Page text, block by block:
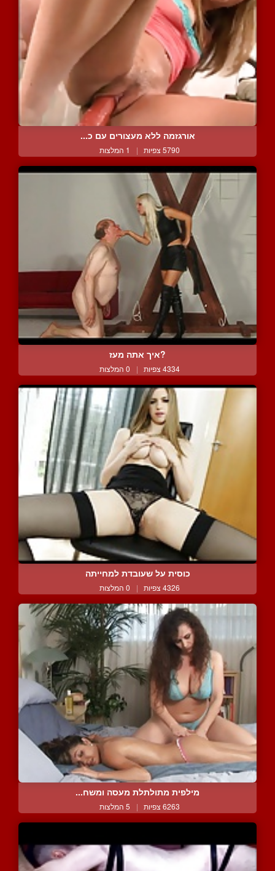
אורגזמה ללא מעצורים עם כ...
5790 צפיות | 1 המלצות
?איך אתה מעז
4334 צפיות | 0 המלצות
כוסית על שעובדת למחייתה
4326 צפיות | 0 המלצות
מילפית מתולתלת מעסה ומשח...
6263 צפיות | 5 המלצות